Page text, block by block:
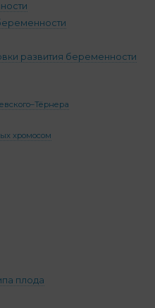
развития беременности
хромосом
плода